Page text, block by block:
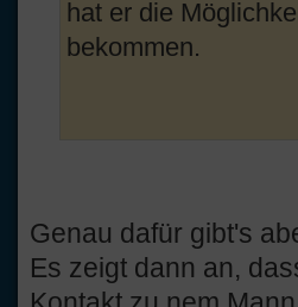
hat er die
bekommen.
Genau dafür gibt's
Es zeigt dann an,